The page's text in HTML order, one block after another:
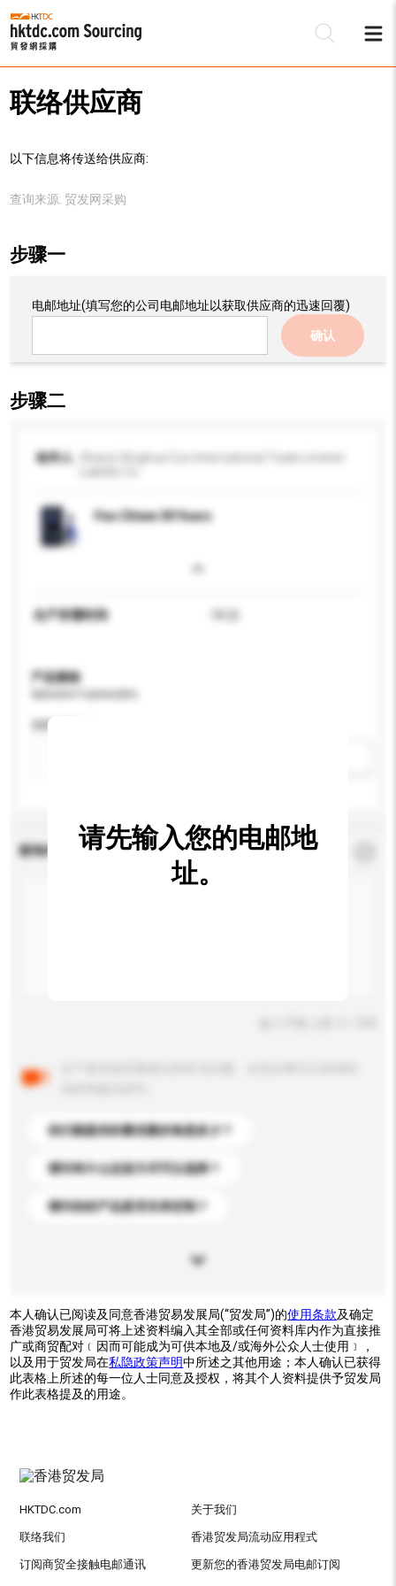
联络供应商
以下信息将传送给供应商:
查询来源: 贸发网采购
步骤一
电邮地址(填写您的公司电邮地址以获取供应商的迅速回覆)
确认
步骤二
收件人
Fen Chiew 30 Years
生产所需时间
产品规格
酒精含量 (%)
查询内容 *必须填写
你们能提供的最优惠价格是多少？
请问有什么运送方式可以选择？
请问你的产品是否支持定制？
请先输入您的电邮地
址。
本人确认已阅读及同意香港贸易发展局(“贸发局”)的使用条款及确定
香港贸易发展局可将上述资料编入其全部或任何资料库内作为直接推
广或商贸配对﹝因而可能成为可供本地及/或海外公众人士使用﹞，
以及用于贸发局在私隐政策声明中所述之其他用途；本人确认已获得
此表格上所述的每一位人士同意及授权，将其个人资料提供予贸发局
作此表格提及的用途。
HKTDC.com 关于我们
联络我们 香港贸发局流动应用程式
订阅商贸全接触电邮通讯 更新您的香港贸发局电邮订阅